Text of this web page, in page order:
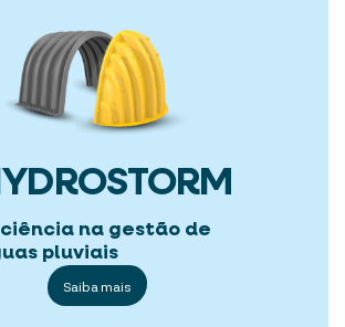
na gestão de
pluviais
Saiba mais